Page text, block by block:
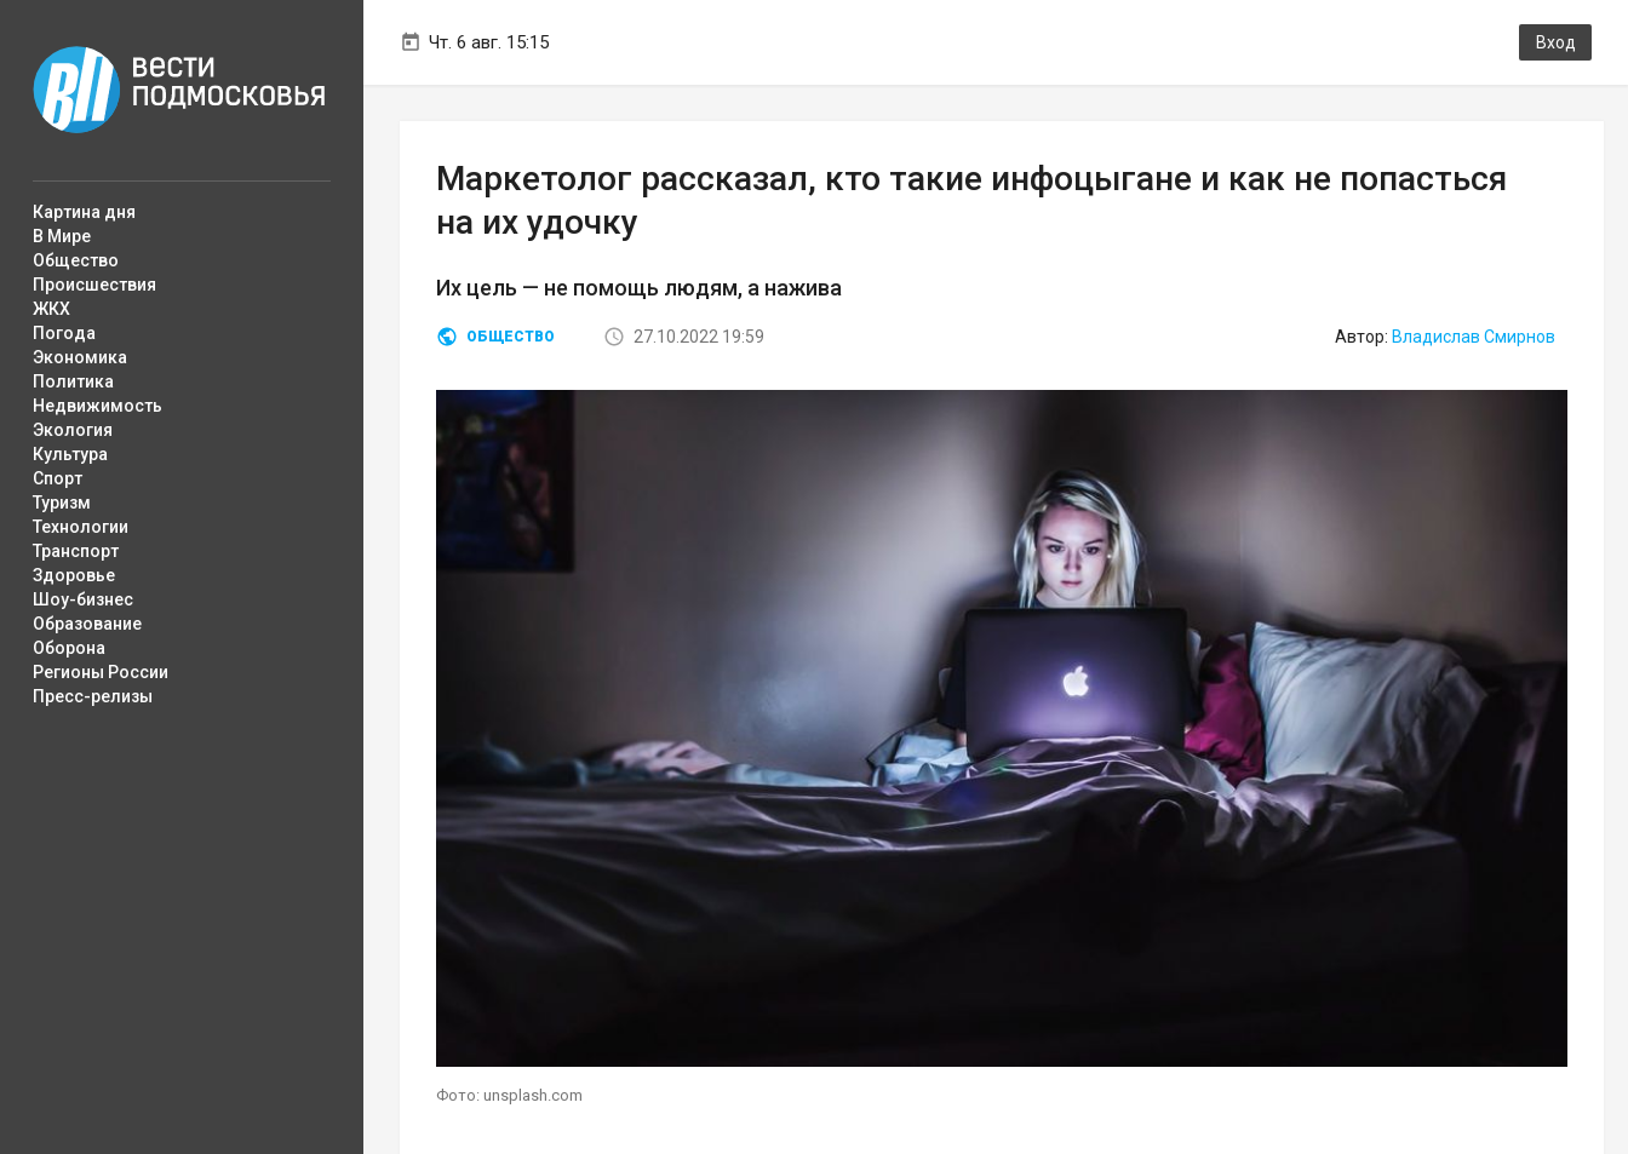
Чт. 6 авг. 15:15 Вход
Картина дня
В Мире
Общество
Происшествия
ЖКХ
Погода
Экономика
Политика
Недвижимость
Экология
Культура
Спорт
Туризм
Технологии
Транспорт
Здоровье
Шоу-бизнес
Образование
Оборона
Регионы России
Пресс-релизы
Маркетолог рассказал, кто такие инфоцыгане и как не попасться
на их удочку
Их цель — не помощь людям, а нажива
ОБЩЕСТВО 27.10.2022 19:59 Автор: Владислав Смирнов
Фото: unsplash.com